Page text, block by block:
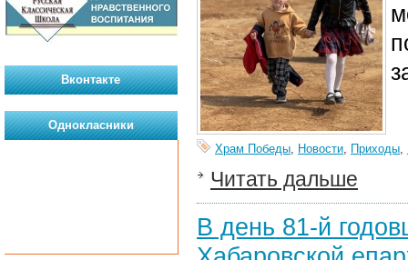
Храм Победы, Новости, Приходы,
Читать дальше
В день 81-й
Вконтакте
Однокласники